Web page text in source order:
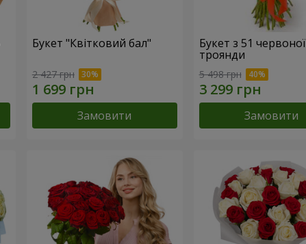
Букет "Квітковий бал"
2 427 грн
Замовити
Букет з 51 червоної
троянди
5 498 грн
Замовити